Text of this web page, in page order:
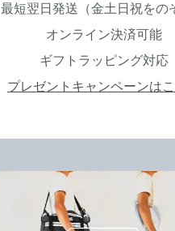
最短翌日発送（金土日祝をの
オンライン決済可能
ギフトラッピング対応
プレゼントキャンペーンは